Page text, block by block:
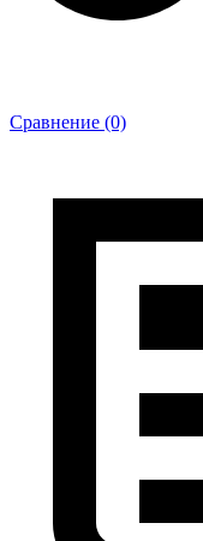
Сравнение (0)